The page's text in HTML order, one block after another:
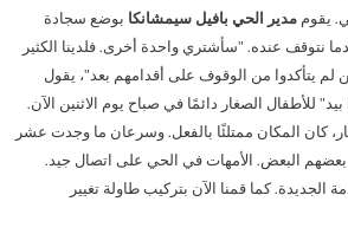
الثابت:
المدة المطلوبة:
في شكل مضغوط.
مدير الحي بافيل سيمشانكابوضع سجادة
عنده. "سأشتري واحدة أخرى. فلدينا الكثير
من الوقوف على أقدامهم بعد"، يقول
الصغار دائمًا في صباح يوم الاثنين الآن.
ممتلئًا بالفعل. وسرعان ما وجدت عشر
البعض. الأمهات في الحي على اتصال جيد.
كما قمنا الآن بتركيب طاولة تغيير